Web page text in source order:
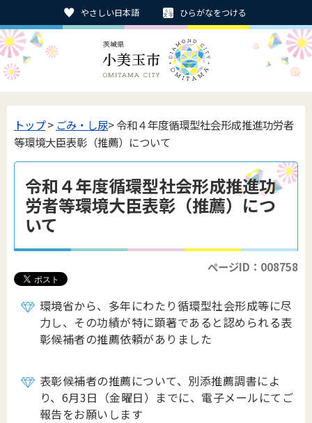
やさしい日本語 ひらがなをつける
トップ> ごみ・し尿> 令和４年度循環型社会形成推進功労者
等環境大臣表彰（推薦）について
令和４年度循環型社会形成推進功
労者等環境大臣表彰（推薦）につ
いて
ページID：008758
環境省から、多年にわたり循環型社会形成等に尽
力し、その功績が特に顕著であると認められる表
彰候補者の推薦依頼がありました
表彰候補者の推薦について、別添推薦調書によ
り、6月3日（金曜日）までに、電子メールにてご
報告をお願いします